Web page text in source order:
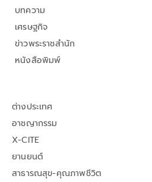
บทความ
เศรษฐกิจ
ข่าวพระราชสำนัก
หนังสือพิมพ์
ต่างประเทศ
อาชญากรรม
X-CITE
ยานยนต์
สาธารณสุข-คุณภาพชีวิต